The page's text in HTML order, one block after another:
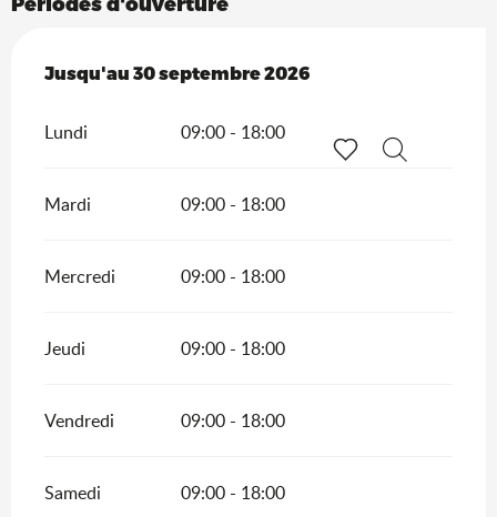
Du1 mai 2026au30 septembre 2026
Jusqu'au 30 septembre 2026
Lundi 09:00 - 18:00
Mardi 09:00 - 18:00
Mercredi 09:00 - 18:00
Jeudi 09:00 - 18:00
Vendredi 09:00 - 18:00
Samedi 09:00 - 18:00